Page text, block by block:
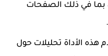
بما في ذلك الصفحات
هذه الأداة تحليلات حول